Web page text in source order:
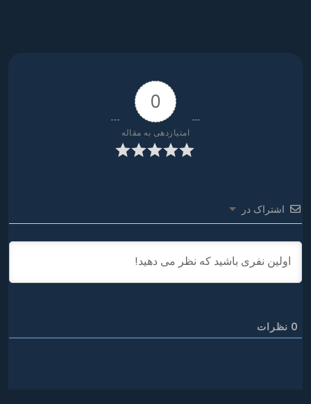
0
امتیازدهی به مقاله
اشتراک در
0 نظرات